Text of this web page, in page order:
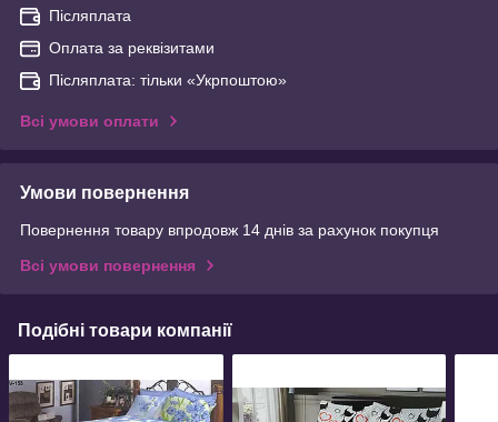
Післяплата
Оплата за реквізитами
Післяплата: тільки «Укрпоштою»
Всі умови оплати
Умови повернення
Повернення товару впродовж 14 днів за рахунок покупця
Всі умови повернення
Подібні товари компанії